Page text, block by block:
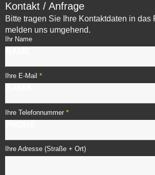
Kontakt / Anfrage
Bitte tragen Sie Ihre Kontaktdaten in das
melden uns umgehend.
Ihr Name
Ihre E-Mail *
Ihre Telefonnummer *
Ihre Adresse (Straße + Ort)